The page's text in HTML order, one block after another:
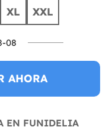
XL XXL
08
AHORA
EN FUNIDELIA